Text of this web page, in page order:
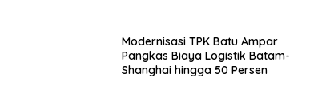
Modernisasi TPK Batu Ampar
Pangkas Biaya Logistik Batam-
Shanghai hingga 50 Persen